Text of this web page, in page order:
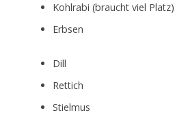
Kohlrabi (braucht viel Platz)
Erbsen
Dill
Rettich
Stielmus